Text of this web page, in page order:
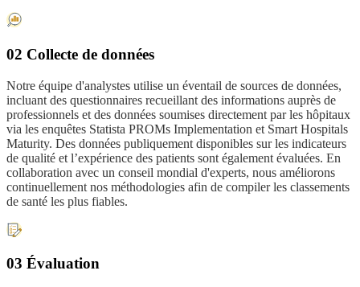
02 Collecte de données
Notre équipe d'analystes utilise un éventail de sources de données,
incluant des questionnaires recueillant des informations auprès de
professionnels et des données soumises directement par les hôpitaux
via les enquêtes Statista PROMs Implementation et Smart Hospitals
Maturity. Des données publiquement disponibles sur les indicateurs
de qualité et l’expérience des patients sont également évaluées. En
collaboration avec un conseil mondial d'experts, nous améliorons
continuellement nos méthodologies afin de compiler les classements
de santé les plus fiables.
03 Évaluation